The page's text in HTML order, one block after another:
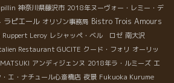
神奈川県藤沢市 2018年ヌーヴォー・レミー・デ
ラピエール オリゾン事務局 Bistro Trois Amours
Ruppert Leroy レシャッペ・ベル ロゼ 南大沢
Restaurant GUCITE クード・フォリ オーリッ
アンディジェンヌ 2018年ラ・ルミーズ エ
エ・ナチュール心斎橋店 夜景 Fukuoka Kurume